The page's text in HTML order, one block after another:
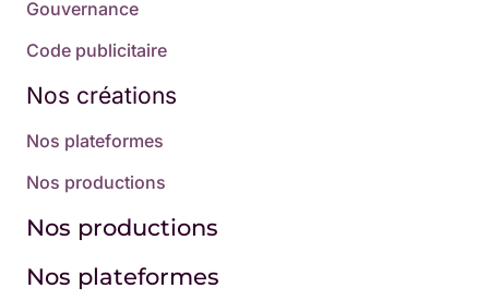
Gouvernance
Code publicitaire
Nos créations
Nos plateformes
Nos productions
Nos productions
Nos plateformes